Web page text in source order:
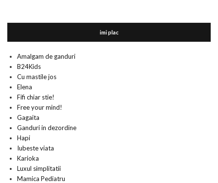
imi plac
Amalgam de ganduri
B24Kids
Cu mastile jos
Elena
Fifi chiar stie!
Free your mind!
Gagaita
Ganduri in dezordine
Hapi
Iubeste viata
Karioka
Luxul simplitatii
Mamica Pediatru